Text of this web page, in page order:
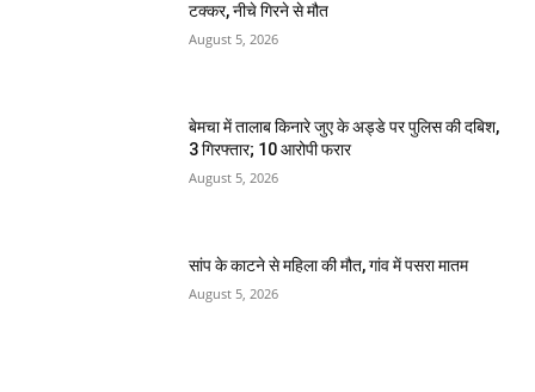
टक्कर, नीचे गिरने से मौत
August 5, 2026
बेमचा में तालाब किनारे जुए के अड्डे पर पुलिस की दबिश,
3 गिरफ्तार; 10 आरोपी फरार
August 5, 2026
सांप के काटने से महिला की मौत, गांव में पसरा मातम
August 5, 2026